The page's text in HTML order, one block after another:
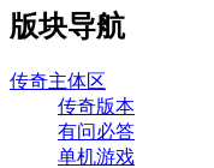
版块导航
传奇主体区
传奇版本
有问必答
单机游戏